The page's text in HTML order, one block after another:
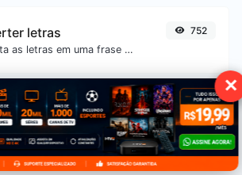
✕
letras
Inverta as letras em uma frase ou parágrafo com facilidade.
752
512/256 generator
Generate a SHA-512/256 hash for any string input.
752